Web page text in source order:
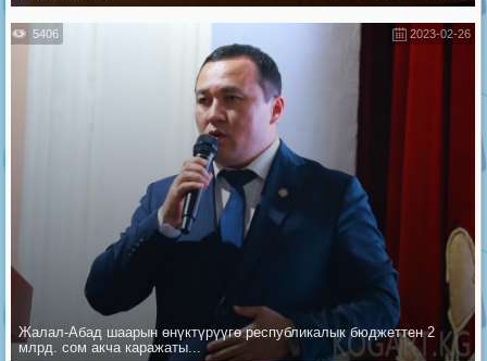
2023-02-26
5406
Жалал-Абад шаарын ѳнүктүрүүгѳ республикалык бюджеттен 2
млрд. сом акча каражаты...